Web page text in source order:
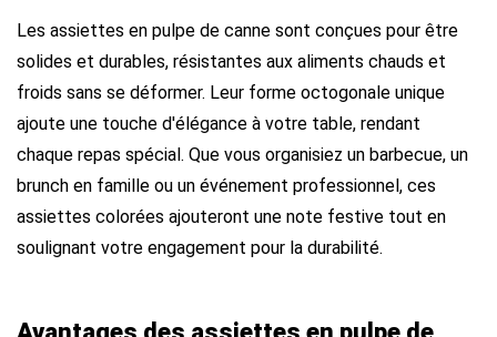
Les assiettes en pulpe de canne sont conçues pour être
solides et durables, résistantes aux aliments chauds et
froids sans se déformer. Leur forme octogonale unique
ajoute une touche d'élégance à votre table, rendant
chaque repas spécial. Que vous organisiez un barbecue, un
brunch en famille ou un événement professionnel, ces
assiettes colorées ajouteront une note festive tout en
soulignant votre engagement pour la durabilité.